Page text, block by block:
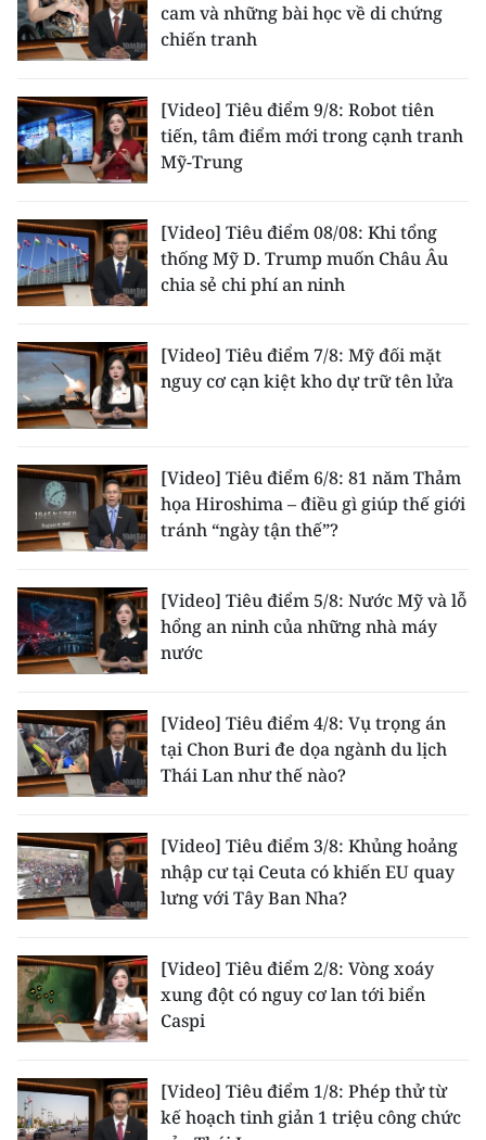
Media Môi trường
Infographic
TIN MỚI
TIN ĐỊA PHƯƠNG
Trung du và miền núi phía Bắc
Đồng bằng sông Hồng
Bắc Trung Bộ
Duyên hải Nam Trung Bộ và Tây
Nguyên
Đông Nam Bộ
Đồng bằng sông Cửu Long
Chuyên trang Hà Nội
Chuyên trang TP. Hồ Chí Minh
CÁC CHUYÊN TRANG
THỜI NAY
NHÂN DÂN CUỐI TUẦN
NHÂN DÂN HẰNG THÁNG
MUA BÁO
ĐỌC BÁO IN
cam và những bài học về di chứng
chiến tranh
[Video] Tiêu điểm 9/8: Robot tiên
tiến, tâm điểm mới trong cạnh tranh
Mỹ-Trung
[Video] Tiêu điểm 08/08: Khi tổng
thống Mỹ D. Trump muốn Châu Âu
chia sẻ chi phí an ninh
[Video] Tiêu điểm 7/8: Mỹ đối mặt
nguy cơ cạn kiệt kho dự trữ tên lửa
[Video] Tiêu điểm 6/8: 81 năm Thảm
họa Hiroshima – điều gì giúp thế giới
tránh “ngày tận thế”?
[Video] Tiêu điểm 5/8: Nước Mỹ và lỗ
hổng an ninh của những nhà máy
nước
[Video] Tiêu điểm 4/8: Vụ trọng án
tại Chon Buri đe dọa ngành du lịch
Thái Lan như thế nào?
[Video] Tiêu điểm 3/8: Khủng hoảng
nhập cư tại Ceuta có khiến EU quay
lưng với Tây Ban Nha?
[Video] Tiêu điểm 2/8: Vòng xoáy
xung đột có nguy cơ lan tới biển
Caspi
[Video] Tiêu điểm 1/8: Phép thử từ
kế hoạch tinh giản 1 triệu công chức